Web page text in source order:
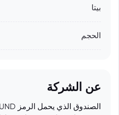
بيتا
الحجم
عن الشركة